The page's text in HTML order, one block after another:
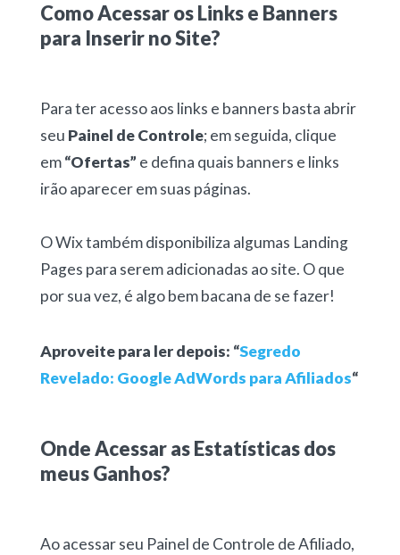
Como Acessar os Links e Banners
para Inserir no Site?
Para ter acesso aos links e banners basta abrir
seu Painel de Controle; em seguida, clique
em“Ofertas” e defina quais banners e links
irão aparecer em suas páginas.
O Wix também disponibiliza algumas Landing
Pages para serem adicionadas ao site. O que
por sua vez, é algo bem bacana de se fazer!
Aproveite para ler depois: “Segredo
Revelado: Google AdWords para Afiliados“
Onde Acessar as Estatísticas dos
meus Ganhos?
Ao acessar seu Painel de Controle de Afiliado,